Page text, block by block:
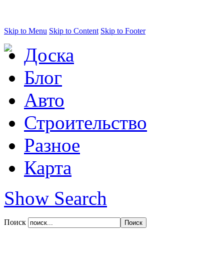
Skip to Menu Skip to Content Skip to Footer
Доска
Блог
Авто
Строительство
Разное
Карта
Show Search
Поиск